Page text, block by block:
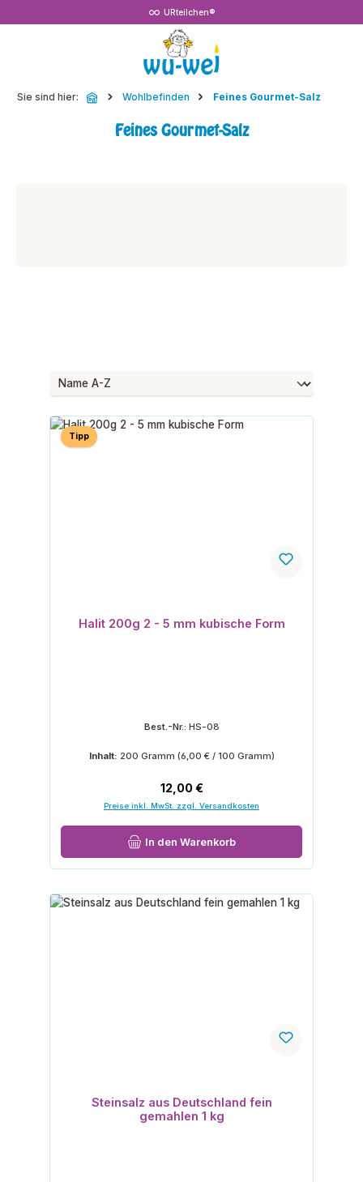
URteilchen®
Sie sind hier: Wohlbefinden Feines Gourmet-Salz
Feines Gourmet-Salz
Tipp
Halit 200g 2 - 5 mm kubische Form
Best.-Nr.: HS-08
Inhalt: 200 Gramm (6,00 € / 100 Gramm)
Regulärer Preis:
12,00 €
Preise inkl. MwSt. zzgl. Versandkosten
In den Warenkorb
Steinsalz aus Deutschland fein
gemahlen 1 kg